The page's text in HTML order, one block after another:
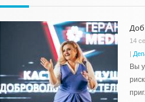
14
|
Вы